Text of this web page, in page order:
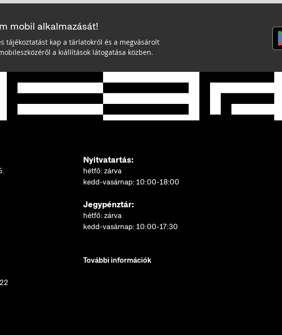
mobil alkalmazását!
tájékoztatást kap a tárlatokról és a megvásárolt
a kiállítások látogatása közben.
Nyitvatartás:
hétfő: zárva
kedd-vasárnap: 10:00-18:00
Jegypénztár:
hétfő: zárva
kedd-vasárnap: 10:00-17:30
További információk